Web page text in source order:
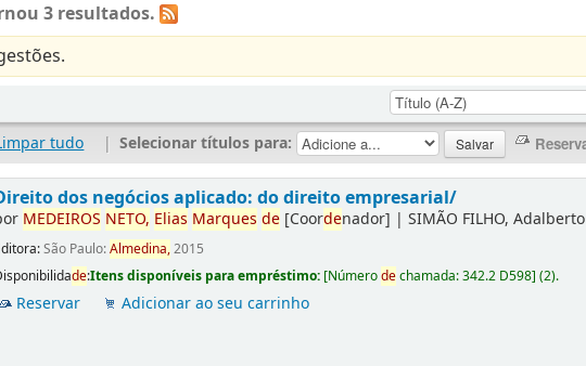
3 resultados.
tudo | Selecionar títulos para:
dos negócios aplicado: do direito empresarial/
MEDEIROS NETO, Elias Marques de [Coordenador] |SIMÃO FILHO, Adalberto
São Paulo:Almedina,2015
de:Itens disponíveis para empréstimo: [Númerodechamada:342.2 D598](2).
Reservar Adicionar ao seu carrinho